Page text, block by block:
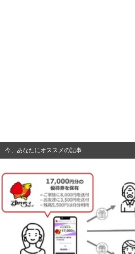
今、あなたにオススメの記事